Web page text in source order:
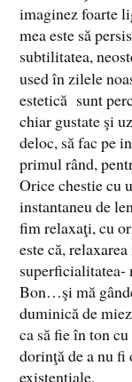
imaginez foarte
mea este să
subtilitatea,
used în zilele
estetică sunt
chiar gustate şi
deloc, să fac pe
primul rând,
Orice chestie cu
instantaneu de
fim relaxaţi, cu
este că,
superficialitatea-
Bon…şi mă
duminică de
ca să fie în ton
dorinţă de a nu fi
existenţiale.